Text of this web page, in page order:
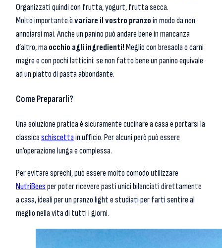
Organizzati quindi con frutta, yogurt, frutta secca.
Molto importante èvariare il vostro pranzoin modo da non
annoiarsi mai. Anche un panino può andare bene in mancanza
d’altro, ma occhio agli ingredienti!Meglio con bresaola o carni
magre e con pochi latticini: se non fatto bene un panino equivale
ad un piatto di pasta abbondante.
Come Prepararli?
Una soluzione pratica è sicuramente cucinare a casa e portarsi la
classicaschiscettain ufficio. Per alcuni però può essere
un’operazione lunga e complessa.
Per evitare sprechi, può essere molto comodo utilizzare
NutriBeesper poter ricevere pasti unici bilanciati direttamente
a casa, ideali per un pranzo light e studiati per farti sentire al
meglio nella vita di tutti i giorni.